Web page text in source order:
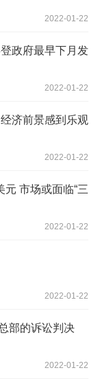
2022-01-22
政府最早下月发
2022-01-22
济前景感到乐观
2022-01-22
市场或面临“三
2022-01-22
2022-01-22
部的诉讼判决
2022-01-22